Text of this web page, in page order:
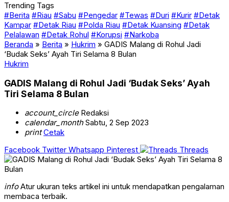
Trending Tags
#Berita #Riau #Sabu #Pengedar #Tewas #Duri #Kurir #Detak
Kampar #Detak Riau #Polda Riau #Detak Kuansing #Detak
Pelalawan #Detak Rohul #Korupsi #Narkoba
Beranda » Berita » Hukrim » GADIS Malang di Rohul Jadi
‘Budak Seks’ Ayah Tiri Selama 8 Bulan
Hukrim
GADIS Malang di Rohul Jadi ‘Budak Seks’ Ayah
Tiri Selama 8 Bulan
account_circleRedaksi
calendar_monthSabtu, 2 Sep 2023
print Cetak
Facebook Twitter Whatsapp Pinterest Threads
infoAtur ukuran teks artikel ini untuk mendapatkan pengalaman
membaca terbaik.